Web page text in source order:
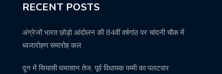
RECENT POSTS
अंग्रेजों भारत छोड़ो आंदोलन की 84वीं वर्षगांठ पर चांदनी चौक में
ध्वजारोहण समारोह कल
दून में सियासी घमासान तेज, पूर्व विधायक पम्मी का पलटवार